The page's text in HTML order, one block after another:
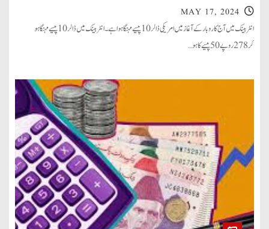
MAY 17, 2024
انٹر بینک میں آج کاروبار کے آغاز میں امریکی ڈالر 10 پیسے مہنگا ہوا ہے۔ انٹر بینک میں ڈالر 10 پیسے مہنگا ہو
کر 278 روپے 50 پیسے کا ہو…